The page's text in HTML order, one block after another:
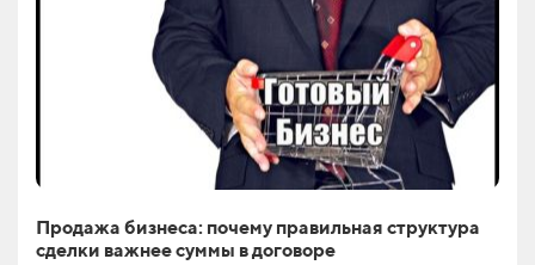
Продажа бизнеса: почему правильная структура
сделки важнее суммы в договоре